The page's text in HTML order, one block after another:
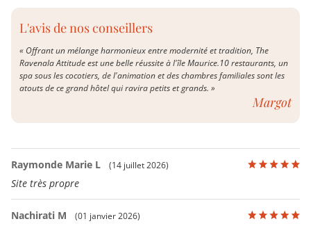
L'avis de nos conseillers
« Offrant un mélange harmonieux entre modernité et tradition, The
Ravenala Attitude est une belle réussite à l'île Maurice.10 restaurants, un
spa sous les cocotiers, de l'animation et des chambres familiales sont les
atouts de ce grand hôtel qui ravira petits et grands. »
Margot
Raymonde Marie L (14 juillet 2026)
Site très propre
Nachirati M (01 janvier 2026)